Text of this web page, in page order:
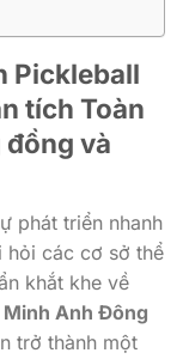
Pickleball
tích Toàn
đồng và
phát triển nhanh
hỏi các cơ sở thể
khắt khe về
Minh Anh Đông
trở thành một